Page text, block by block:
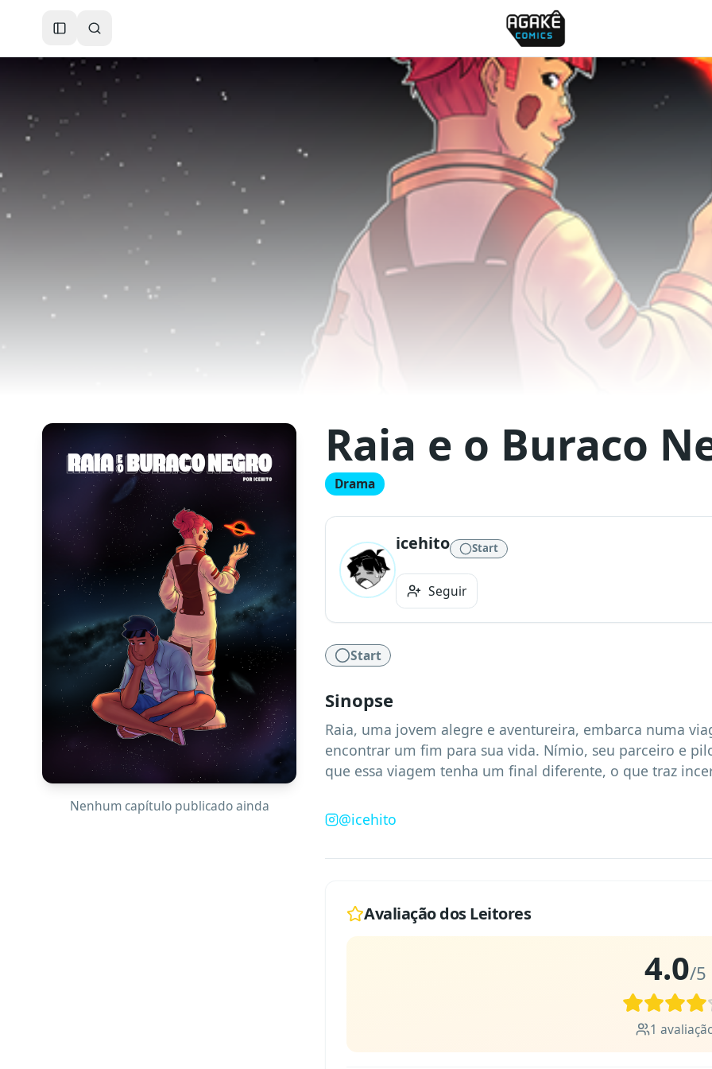
Toggle Sidebar
Nenhum capítulo publicado ainda
Raia e o Buraco
Drama
icehito Start
Seguir
Start
Sinopse
Raia, uma jovem alegre e aventureira, embarca numa
encontrar um fim para sua vida. Nímio, seu parceiro e
que essa viagem tenha um final diferente, o que traz
@icehito
Avaliação dos Leitores
4.0/5
1